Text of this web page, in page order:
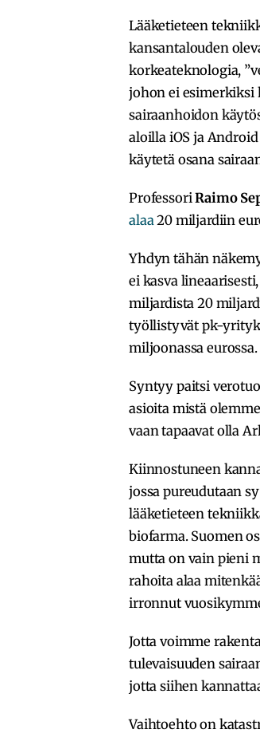
Lääketieteen
kansantalouden
korkeateknologia,
johon ei esimerkiksi
sairaanhoidon
aloilla iOS ja
käytetä osana
ProfessoriRaimo
alaa 20 miljardiin
Yhdyn tähän
ei kasva
miljardista 20
työllistyvät pk-
miljoonassa eurossa.
Syntyy paitsi
asioita mistä
vaan tapaavat olla
Kiinnostuneen
jossa pureudutaan
lääketieteen
biofarma. Suomen
mutta on vain pieni
rahoita alaa
irronnut
Jotta voimme
tulevaisuuden
jotta siihen
Vaihtoehto on